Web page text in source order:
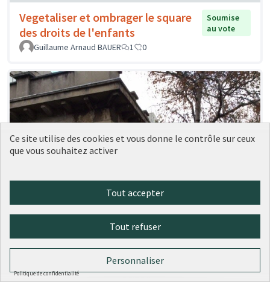
Vegetaliser et ombrager le square
des droits de l'enfants
Soumise
au vote
Guillaume Arnaud BAUER
1 0
Rénovation des pavillons Tony
Garnier sur la place des pavillons
dans le 7ème.
Soumise
Ce site utilise des cookies et vous donne le contrôle sur ceux
que vous souhaitez activer
Tout accepter
Tout refuser
Personnaliser
Politique de confidentialité